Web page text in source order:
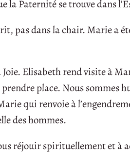
la Paternité se trouve dans
pas dans la chair. Marie a
Elisabeth rend visite à
place. Nous sommes
qui renvoie à
des hommes.
réjouir spirituellement et à